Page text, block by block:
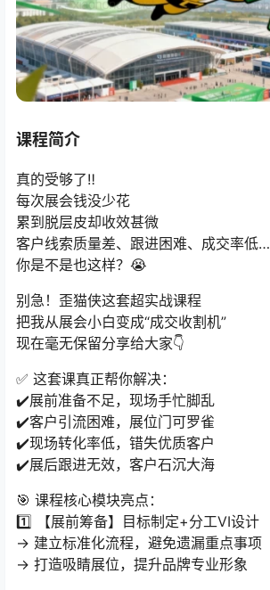
课程简介
真的受够了‼️
每次展会钱没少花
累到脱层皮却收效甚微
客户线索质量差、跟进困难、成交率低…
你是不是也这样？😭
别急！歪猫侠这套超实战课程
把我从展会小白变成“成交收割机”
现在毫无保留分享给大家👇
✅ 这套课真正帮你解决：
✔️展前准备不足，现场手忙脚乱
✔️客户引流困难，展位门可罗雀
✔️现场转化率低，错失优质客户
✔️展后跟进无效，客户石沉大海
🎯 课程核心模块亮点：
1️⃣ 【展前筹备】目标制定+分工VI设计
→ 建立标准化流程，避免遗漏重点事项
→ 打造吸睛展位，提升品牌专业形象